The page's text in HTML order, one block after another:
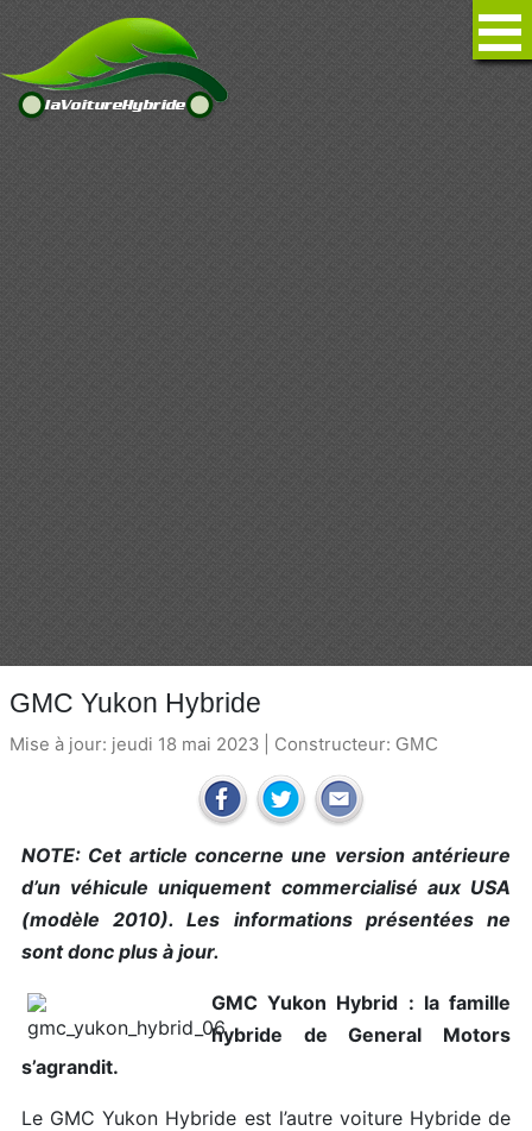
GMC Yukon Hybride
Mise à jour: jeudi 18 mai 2023 | Constructeur: GMC
NOTE: Cet article concerne une version antérieure
d’un véhicule uniquement commercialisé aux USA
(modèle 2010). Les informations présentées ne
sont donc plus à jour.
GMC Yukon Hybrid : la famille
hybride de General Motors
s’agrandit.
Le GMC Yukon Hybride est l’autre voiture Hybride de